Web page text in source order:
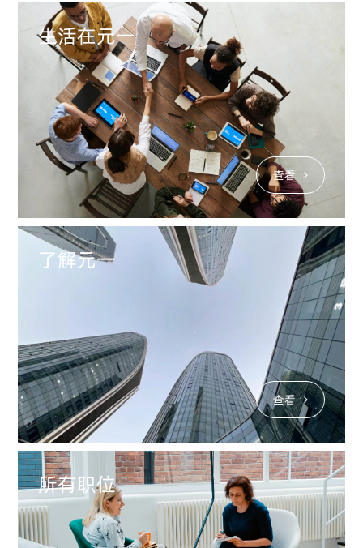
生活在元一
查看
了解元一
查看
所有职位